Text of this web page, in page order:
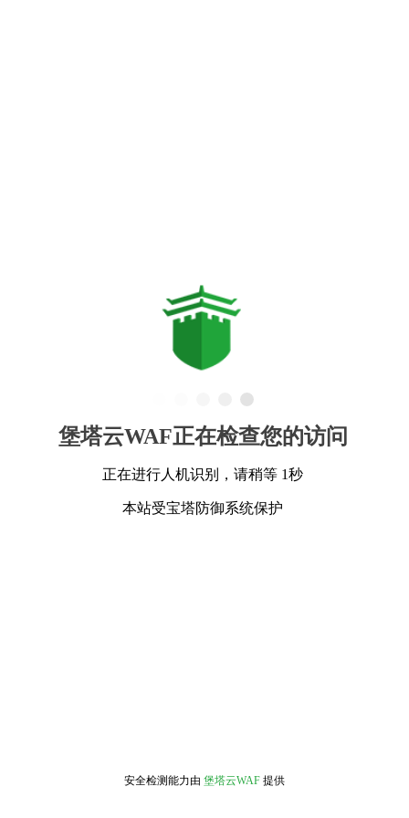
堡塔云WAF正在检查您的访问
正在进行人机识别，请稍等 1秒
本站受宝塔防御系统保护
安全检测能力由 堡塔云WAF 提供